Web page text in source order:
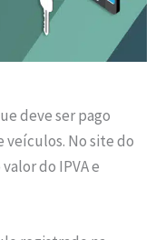
deve ser pago
No site do
do IPVA e